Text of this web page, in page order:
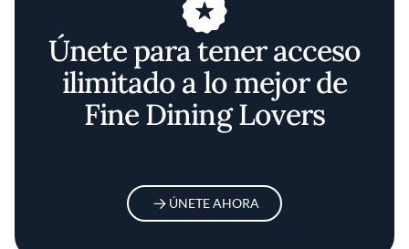
Únete para tener acceso
ilimitado a lo mejor de
Fine Dining Lovers
ÚNETE AHORA